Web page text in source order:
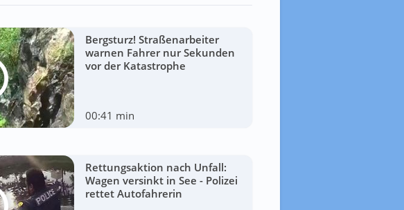
Bergsturz! Straßenarbeiter
warnen Fahrer nur Sekunden
vor der Katastrophe
00:41 min
Rettungsaktion nach Unfall:
Wagen versinkt in See - Polizei
rettet Autofahrerin